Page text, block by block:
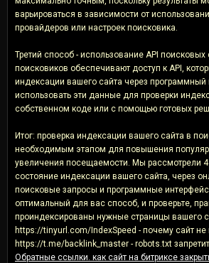
варьироваться в зависимости от
провайдеров или настроек поисковика.
Третий способ - использование API поисковых
поисковиков обеспечивают доступ к API,
индексации вашего сайта через
использовать эти данные для проверки
собственном коде или с помощью готовых
Итог: проверка индексации вашего сайта в
необходимым этапом для повышения
увеличения посещаемости. Мы рассмотрели
состояние индексации вашего сайта, через
поисковые запросы и программные
оптимальный для вас способ, и проверьте,
проиндексированы нужные страницы вашего
https://tinyurl.com/IndexSpeed - почему сайт не
https://t.me/backlink_master - robots.txt
Обратные ссылки. как сайт на битриксе